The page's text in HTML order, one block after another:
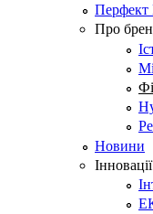
Перфект
Про
Новини
Інновації